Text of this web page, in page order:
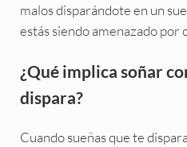
malos disparándote en un
estás siendo amenazado por
¿Qué implica soñar
dispara?
Cuando sueñas que te